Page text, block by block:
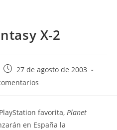
X-2
Publicación
de
27 de agosto de 2003
favorita, Planet
en España la